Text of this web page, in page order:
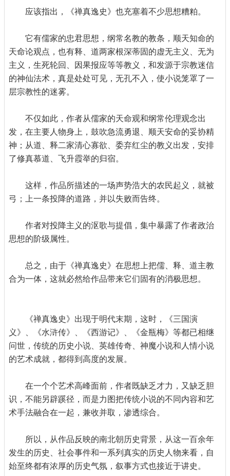
应该指出，《禅真逸史》也充塞着不少思想糟粕。
它有儒家的忠君思想，纲常名教的教条，顺天知命的
天命论观点，也有释、道两家根深蒂固的虚无主义、无为
主义，生死轮回、因果报应等等教义，和发源于宗教迷信
的神仙法术，真是处处可见，无孔不入，使小说笼罩了一
层宗教性的迷雾。
不仅如此，作者从儒家的天命观和纲常伦理观念出
发，在主要人物身上，鼓吹急流勇退、顺天安命的妥协精
神；从道、释二家清心寡欲、委弃红尘的教义出发，安排
了修真慕道、飞升霞举的归宿。
这样，作品所描述的一场声势浩大的农民起义，就被
弓；上一条投降的道路，并以失败而告终。
作者对投降主义的沤歌与提倡，集中暴露了作者政治
思想的阶级属性。
总之，由于《禅真逸史》在思想上把儒、释、道主教
合为一体，这就必然给作品带来它们固有的消极思想。
《禅真逸史》出现于明代末期，这时，《三国演
义》、《水浒传》、《西游记》、《金瓶梅》等都已相继
问世，传统的历史小说、英雄传奇、神魔小说和人情小说
的艺术成就，都得到高度的发展。
在一个个艺术高峰面前，作者既缺乏才力，又缺乏胆
识，不能另辟蹊径，而是力图把传统小说的不同内容和艺
术手法融合在一起，兼收并取，渗透综合。
所以，从作品反映的南北朝历史背景，从这一百余年
发生的历史、社会事件和一系列真实的历史人物来看，自
始至终都有浓厚的历史气氛，叙事方式也接近于讲史。